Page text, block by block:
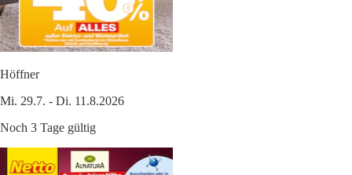
Höffner
Mi. 29.7. - Di. 11.8.2026
Noch 3 Tage gültig